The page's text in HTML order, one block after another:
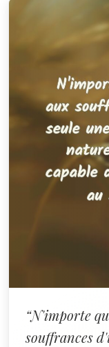
“N'importe
souffrances